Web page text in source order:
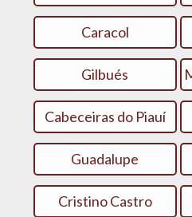
Caracol
Gilbués
Cabeceiras do Piauí
Guadalupe
Cristino Castro